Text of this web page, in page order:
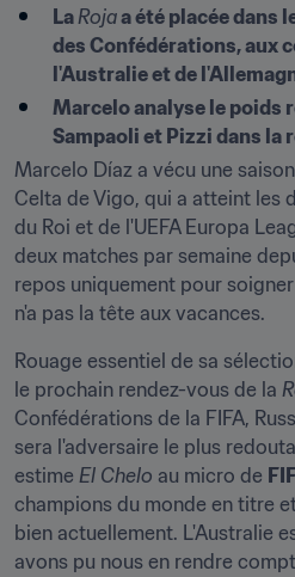
La Roja a été placée dans
des Confédérations, aux
l'Australie et de
Marcelo analyse le poids
Sampaoli et Pizzi dans la
Marcelo Díaz a vécu une
Celta de Vigo, qui a atteint les
du Roi et de l'UEFA Europa
deux matches par semaine
repos uniquement pour
n'a pas la tête aux vacances.
Rouage essentiel de sa
le prochain rendez-vous de la
Confédérations de la FIFA,
sera l'adversaire le plus
estime El Chelo au micro de
champions du monde en titre
bien actuellement. L'Australie
avons pu nous en rendre